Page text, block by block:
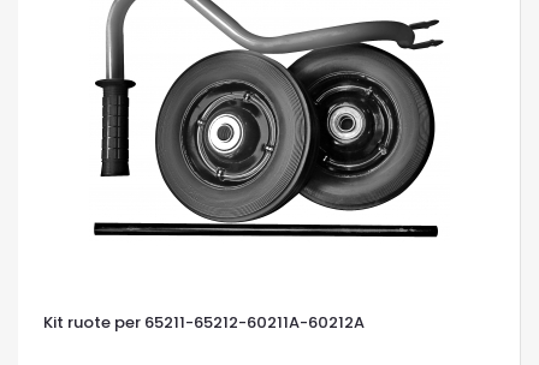
Kit ruote per 65211-65212-60211A-60212A